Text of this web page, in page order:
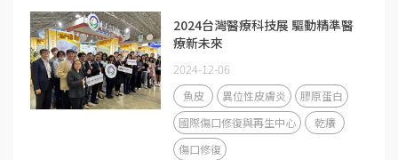
2024台灣醫療科技展 驅動精準醫
療新未來
2024-12-06
魚皮 異位性皮膚炎
膠原蛋白
國際傷口修復與再生中心
乾癢
傷口修復